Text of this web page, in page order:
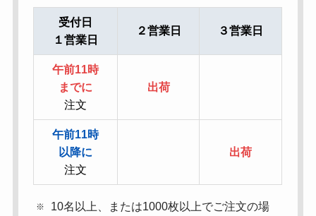
受付日
１営業日
２営業日 ３営業日
午前11時
までに
注文
出荷
午前11時
以降に
注文
出荷
10名以上、または1000枚以上でご注文の場